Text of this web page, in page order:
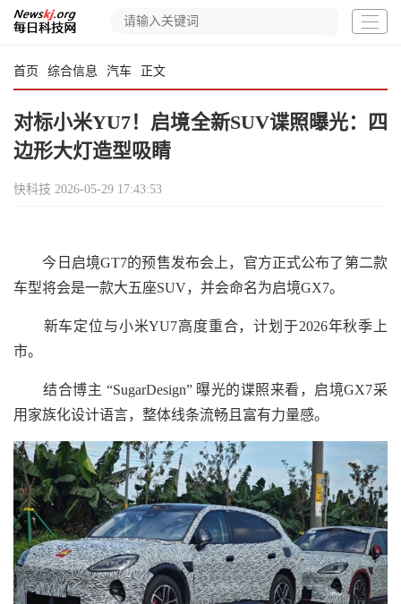
首页 综合信息 汽车 正文
对标小米YU7！启境全新SUV谍照曝光：四
边形大灯造型吸睛
快科技 2026-05-29 17:43:53
今日启境GT7的预售发布会上，官方正式公布了第二款
车型将会是一款大五座SUV，并会命名为启境GX7。
新车定位与小米YU7高度重合，计划于2026年秋季上
市。
结合博主 “SugarDesign” 曝光的谍照来看，启境GX7采
用家族化设计语言，整体线条流畅且富有力量感。